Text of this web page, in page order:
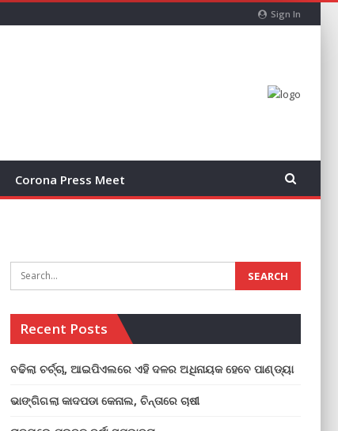
Sign In
Corona Press Meet
Recent Posts
ବଢିଲା ଚର୍ଚ୍ଚା, ଆଇପିଏଲରେ ଏହି ଦଳର ଅଧିନାୟକ ହେବେ ପାଣ୍ଡ୍ୟା
ଭାଙ୍ଗିଗଲା କାଦପଡା କେନାଲ, ଚିନ୍ତାରେ ଚାଷୀ